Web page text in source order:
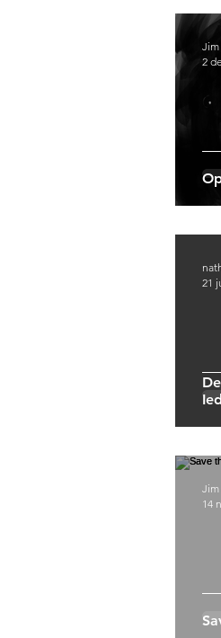
2
21
14